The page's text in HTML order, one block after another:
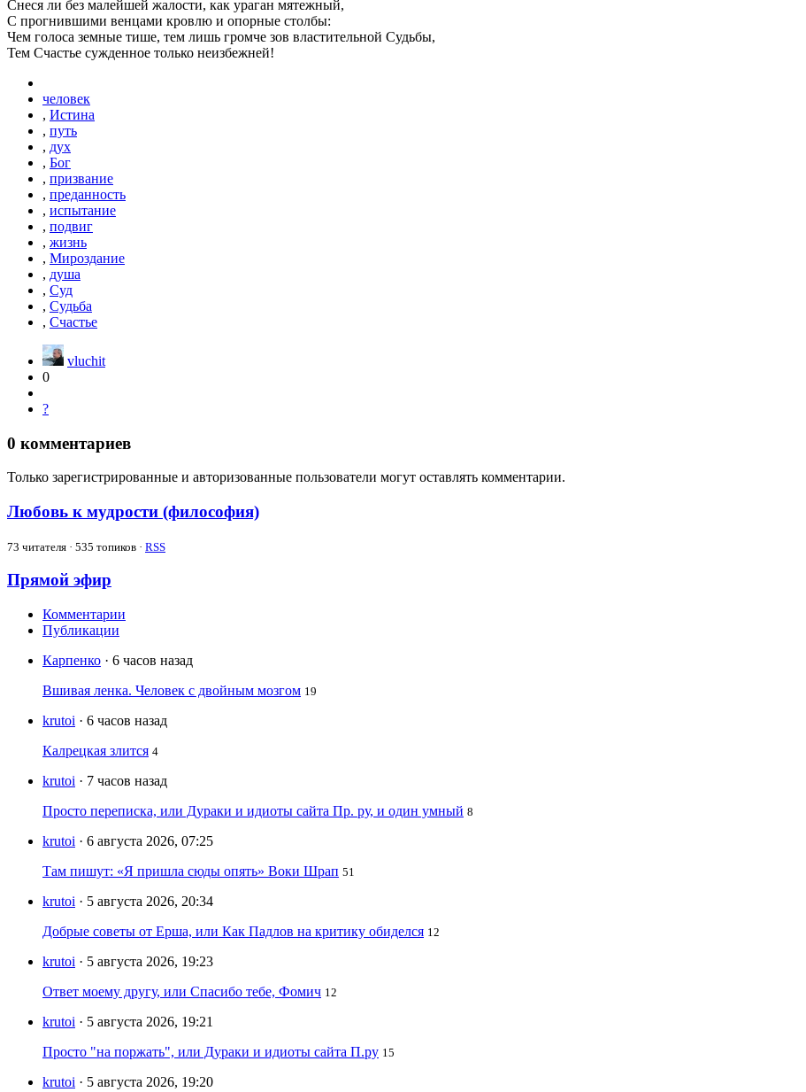
Снеся ли без малейшей жалости, как ураган мятежный,
С прогнившими венцами кровлю и опорные столбы:
Чем голоса земные тише, тем лишь громче зов властительной Судьбы,
Тем Счастье сужденное только неизбежней!
человек
, Истина
, путь
, дух
, Бог
, призвание
, преданность
, испытание
, подвиг
, жизнь
, Мироздание
, душа
, Суд
, Судьба
, Счастье
vluchit
0
?
0 комментариев
Только зарегистрированные и авторизованные пользователи могут оставлять комментарии.
Любовь к мудрости (философия)
73 читателя · 535 топиков · RSS
Прямой эфир
Комментарии
Публикации
Карпенко · 6 часов назад
Вшивая ленка. Человек с двойным мозгом 19
krutoi · 6 часов назад
Калрецкая злится 4
krutoi · 7 часов назад
Просто переписка, или Дураки и идиоты сайта Пр. ру, и один умный 8
krutoi · 6 августа 2026, 07:25
Там пишут: «Я пришла сюды опять» Воки Шрап 51
krutoi · 5 августа 2026, 20:34
Добрые советы от Ерша, или Как Падлов на критику обиделся 12
krutoi · 5 августа 2026, 19:23
Ответ моему другу, или Спасибо тебе, Фомич 12
krutoi · 5 августа 2026, 19:21
Просто "на поржать", или Дураки и идиоты сайта П.ру 15
krutoi · 5 августа 2026, 19:20